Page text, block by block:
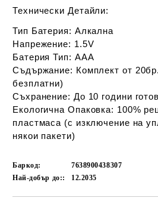
Технически Детайли:
Тип Батерия: Алкална
Напрежение: 1.5V
Батерия Тип: AAA
Съдържание: Комплект от
безплатни)
Съхранение: До 10 години
Екологична Опаковка: 100%
пластмаса (с изключение на
някои пакети)
Баркод:
7638900438307
Най-добър до::
12.2035